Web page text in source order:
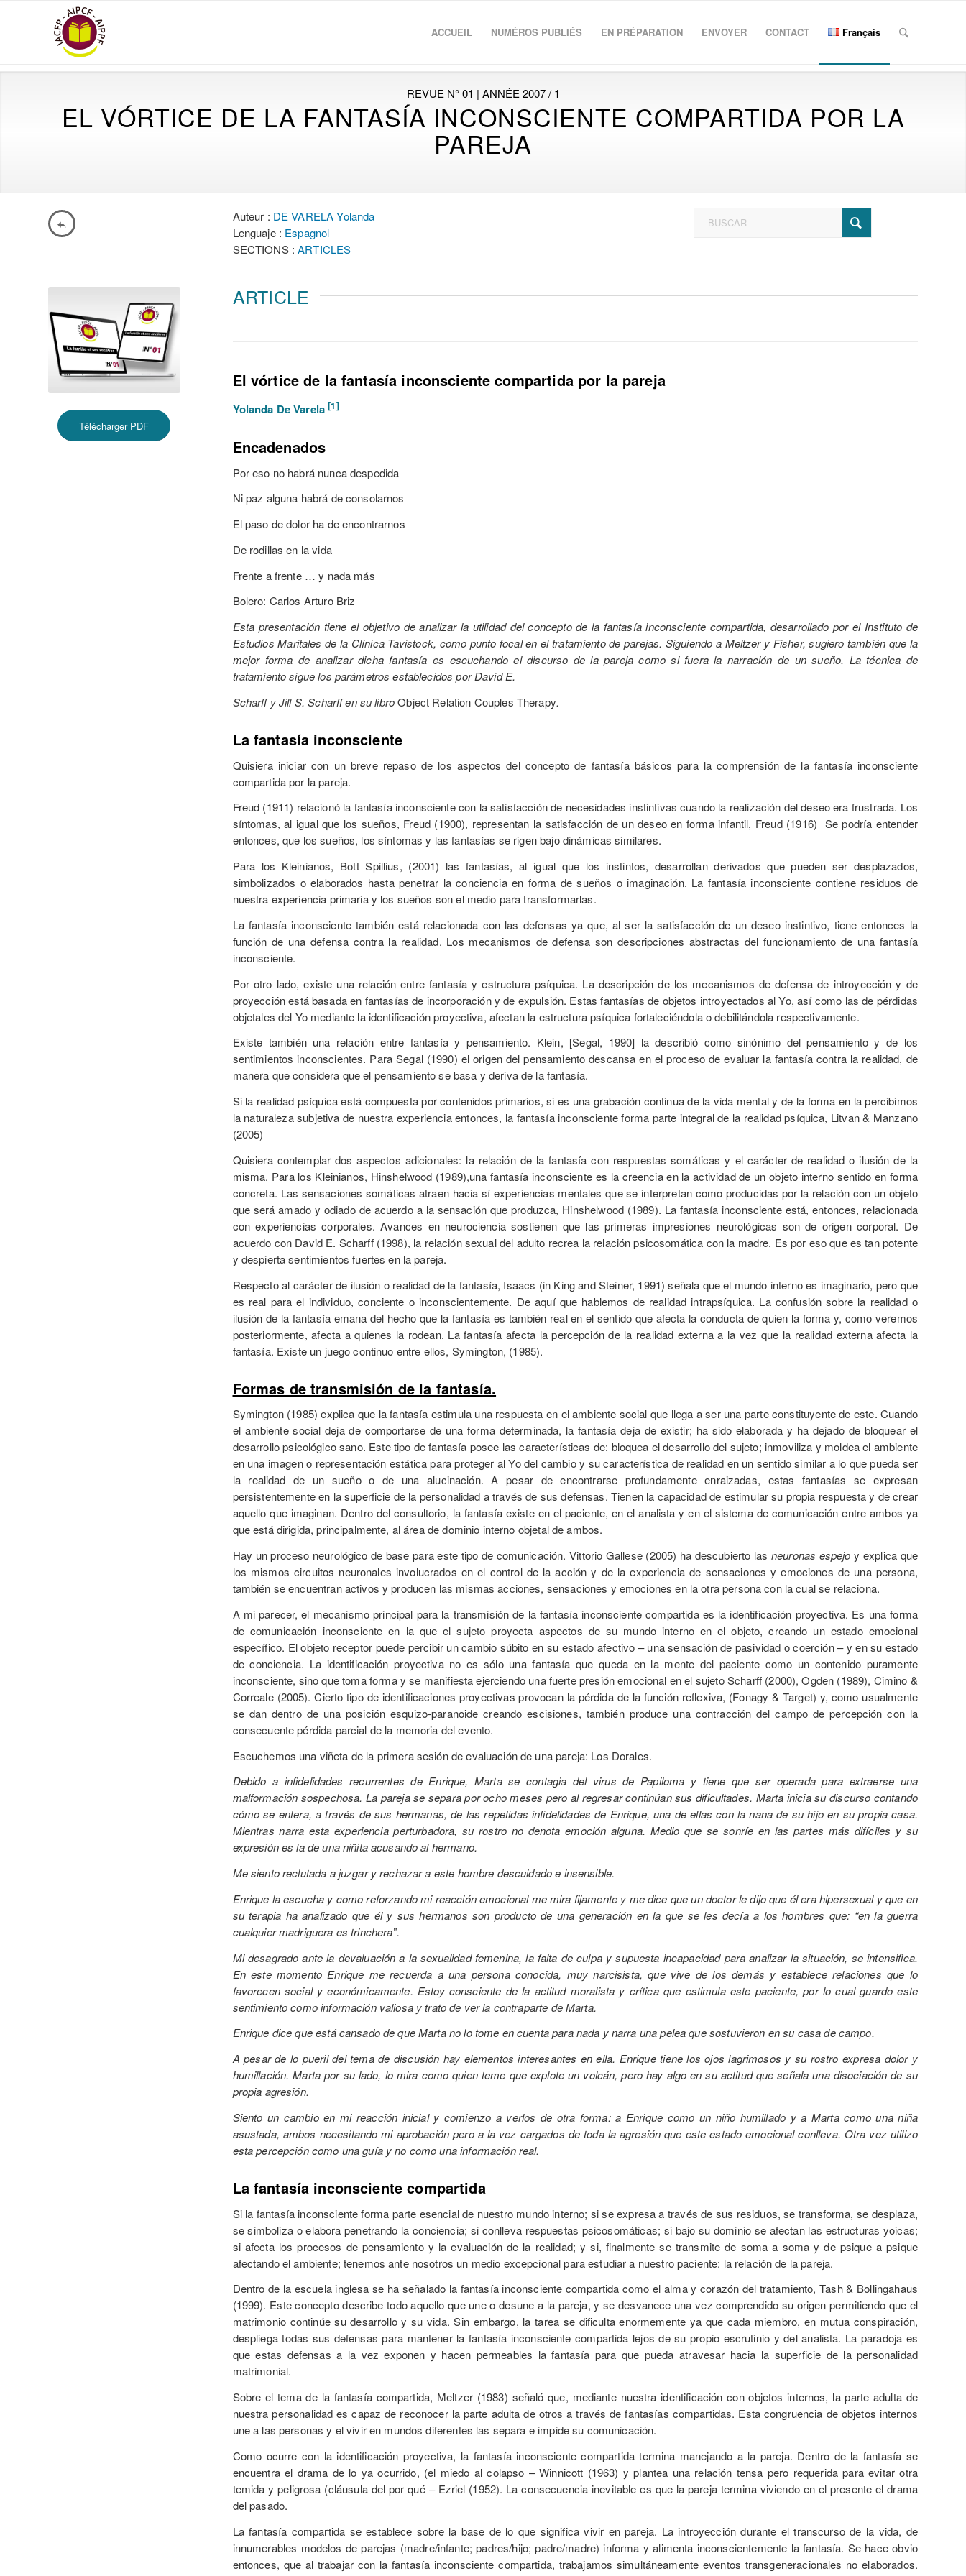
ACCUEIL NUMÉROS PUBLIÉS EN PRÉPARATION ENVOYER CONTACT Français
REVUE N° 01 | ANNÉE 2007 / 1
EL VÓRTICE DE LA FANTASÍA INCONSCIENTE COMPARTIDA POR LA
PAREJA
Auteur : DE VARELA Yolanda
Lenguaje : Espagnol
SECTIONS :ARTICLES
Télécharger PDF
ARTICLE
El vórtice de la fantasía inconsciente compartida por la pareja
Yolanda De Varela[1]
Encadenados
Por eso no habrá nunca despedida
Ni paz alguna habrá de consolarnos
El paso de dolor ha de encontrarnos
De rodillas en la vida
Frente a frente … y nada más
Bolero: Carlos Arturo Briz
Esta presentación tiene el objetivo de analizar la utilidad del concepto de la fantasía inconsciente compartida, desarrollado por el Instituto de
Estudios Maritales de la Clínica Tavistock, como punto focal en el tratamiento de parejas. Siguiendo a Meltzer y Fisher, sugiero también que la
mejor forma de analizar dicha fantasía es escuchando el discurso de la pareja como si fuera la narración de un sueño. La técnica de
tratamiento sigue los parámetros establecidos por David E.
Scharff y Jill S. Scharff en su libroObject Relation Couples Therapy.
La fantasía inconsciente
Quisiera iniciar con un breve repaso de los aspectos del concepto de fantasía básicos para la comprensión de la fantasía inconsciente
compartida por la pareja.
Freud (1911) relacionó la fantasía inconsciente con la satisfacción de necesidades instintivas cuando la realización del deseo era frustrada. Los
síntomas, al igual que los sueños, Freud (1900), representan la satisfacción de un deseo en forma infantil, Freud (1916) Se podría entender
entonces, que los sueños, los síntomas y las fantasías se rigen bajo dinámicas similares.
Para los Kleinianos, Bott Spillius, (2001) las fantasías, al igual que los instintos, desarrollan derivados que pueden ser desplazados,
simbolizados o elaborados hasta penetrar la conciencia en forma de sueños o imaginación. La fantasía inconsciente contiene residuos de
nuestra experiencia primaria y los sueños son el medio para transformarlas.
La fantasía inconsciente también está relacionada con las defensas ya que, al ser la satisfacción de un deseo instintivo, tiene entonces la
función de una defensa contra la realidad. Los mecanismos de defensa son descripciones abstractas del funcionamiento de una fantasía
inconsciente.
Por otro lado, existe una relación entre fantasía y estructura psíquica. La descripción de los mecanismos de defensa de introyección y de
proyección está basada en fantasías de incorporación y de expulsión. Estas fantasías de objetos introyectados al Yo, así como las de pérdidas
objetales del Yo mediante la identificación proyectiva, afectan la estructura psíquica fortaleciéndola o debilitándola respectivamente.
Existe también una relación entre fantasía y pensamiento. Klein, [Segal, 1990] la describió como sinónimo del pensamiento y de los
sentimientos inconscientes. Para Segal (1990) el origen del pensamiento descansa en el proceso de evaluar la fantasía contra la realidad, de
manera que considera que el pensamiento se basa y deriva de la fantasía.
Si la realidad psíquica está compuesta por contenidos primarios, si es una grabación continua de la vida mental y de la forma en la percibimos
la naturaleza subjetiva de nuestra experiencia entonces, la fantasía inconsciente forma parte integral de la realidad psíquica, Litvan & Manzano
(2005)
Quisiera contemplar dos aspectos adicionales: la relación de la fantasía con respuestas somáticas y el carácter de realidad o ilusión de la
misma. Para los Kleinianos, Hinshelwood (1989),una fantasía inconsciente es la creencia en la actividad de un objeto interno sentido en forma
concreta. Las sensaciones somáticas atraen hacia sí experiencias mentales que se interpretan como producidas por la relación con un objeto
que será amado y odiado de acuerdo a la sensación que produzca, Hinshelwood (1989). La fantasía inconsciente está, entonces, relacionada
con experiencias corporales. Avances en neurociencia sostienen que las primeras impresiones neurológicas son de origen corporal. De
acuerdo con David E. Scharff (1998), la relación sexual del adulto recrea la relación psicosomática con la madre. Es por eso que es tan potente
y despierta sentimientos fuertes en la pareja.
Respecto al carácter de ilusión o realidad de la fantasía, Isaacs (in King and Steiner, 1991) señala que el mundo interno es imaginario, pero que
es real para el individuo, conciente o inconscientemente. De aquí que hablemos de realidad intrapsíquica. La confusión sobre la realidad o
ilusión de la fantasía emana del hecho que la fantasía es también real en el sentido que afecta la conducta de quien la forma y, como veremos
posteriormente, afecta a quienes la rodean. La fantasía afecta la percepción de la realidad externa a la vez que la realidad externa afecta la
fantasía. Existe un juego continuo entre ellos, Symington, (1985).
Formas de transmisión de la fantasía.
Symington (1985) explica que la fantasía estimula una respuesta en el ambiente social que llega a ser una parte constituyente de este. Cuando
el ambiente social deja de comportarse de una forma determinada, la fantasía deja de existir; ha sido elaborada y ha dejado de bloquear el
desarrollo psicológico sano. Este tipo de fantasía posee las características de: bloquea el desarrollo del sujeto; inmoviliza y moldea el ambiente
en una imagen o representación estática para proteger al Yo del cambio y su característica de realidad en un sentido similar a lo que pueda ser
la realidad de un sueño o de una alucinación. A pesar de encontrarse profundamente enraizadas, estas fantasías se expresan
persistentemente en la superficie de la personalidad a través de sus defensas. Tienen la capacidad de estimular su propia respuesta y de crear
aquello que imaginan. Dentro del consultorio, la fantasía existe en el paciente, en el analista y en el sistema de comunicación entre ambos ya
que está dirigida, principalmente, al área de dominio interno objetal de ambos.
Hay un proceso neurológico de base para este tipo de comunicación. Vittorio Gallese (2005) ha descubierto las neuronas espejo y explica que
los mismos circuitos neuronales involucrados en el control de la acción y de la experiencia de sensaciones y emociones de una persona,
también se encuentran activos y producen las mismas acciones, sensaciones y emociones en la otra persona con la cual se relaciona.
A mi parecer, el mecanismo principal para la transmisión de la fantasía inconsciente compartida es la identificación proyectiva. Es una forma
de comunicación inconsciente en la que el sujeto proyecta aspectos de su mundo interno en el objeto, creando un estado emocional
específico. El objeto receptor puede percibir un cambio súbito en su estado afectivo – una sensación de pasividad o coerción – y en su estado
de conciencia. La identificación proyectiva no es sólo una fantasía que queda en la mente del paciente como un contenido puramente
inconsciente, sino que toma forma y se manifiesta ejerciendo una fuerte presión emocional en el sujeto Scharff (2000), Ogden (1989), Cimino &
Correale (2005). Cierto tipo de identificaciones proyectivas provocan la pérdida de la función reflexiva, (Fonagy & Target) y, como usualmente
se dan dentro de una posición esquizo-paranoide creando escisiones, también produce una contracción del campo de percepción con la
consecuente pérdida parcial de la memoria del evento.
Escuchemos una viñeta de la primera sesión de evaluación de una pareja: Los Dorales.
Debido a infidelidades recurrentes de Enrique, Marta se contagia del virus de Papiloma y tiene que ser operada para extraerse una
malformación sospechosa. La pareja se separa por ocho meses pero al regresar continúan sus dificultades. Marta inicia su discurso contando
cómo se entera, a través de sus hermanas, de las repetidas infidelidades de Enrique, una de ellas con la nana de su hijo en su propia casa.
Mientras narra esta experiencia perturbadora, su rostro no denota emoción alguna. Medio que se sonríe en las partes más difíciles y su
expresión es la de una niñita acusando al hermano.
Me siento reclutada a juzgar y rechazar a este hombre descuidado e insensible.
Enrique la escucha y como reforzando mi reacción emocional me mira fijamente y me dice que un doctor le dijo que él era hipersexual y que en
su terapia ha analizado que él y sus hermanos son producto de una generación en la que se les decía a los hombres que: “en la guerra
cualquier madriguera es trinchera”.
Mi desagrado ante la devaluación a la sexualidad femenina, la falta de culpa y supuesta incapacidad para analizar la situación, se intensifica.
En este momento Enrique me recuerda a una persona conocida, muy narcisista, que vive de los demás y establece relaciones que lo
favorecen social y económicamente. Estoy consciente de la actitud moralista y crítica que estimula este paciente, por lo cual guardo este
sentimiento como información valiosa y trato de ver la contraparte de Marta.
Enrique dice que está cansado de que Marta no lo tome en cuenta para nada y narra una pelea que sostuvieron en su casa de campo.
A pesar de lo pueril del tema de discusión hay elementos interesantes en ella. Enrique tiene los ojos lagrimosos y su rostro expresa dolor y
humillación. Marta por su lado, lo mira como quien teme que explote un volcán, pero hay algo en su actitud que señala una disociación de su
propia agresión.
Siento un cambio en mi reacción inicial y comienzo a verlos de otra forma: a Enrique como un niño humillado y a Marta como una niña
asustada, ambos necesitando mi aprobación pero a la vez cargados de toda la agresión que este estado emocional conlleva. Otra vez utilizo
esta percepción como una guía y no como una información real.
La fantasía inconsciente compartida
Si la fantasía inconsciente forma parte esencial de nuestro mundo interno; si se expresa a través de sus residuos, se transforma, se desplaza,
se simboliza o elabora penetrando la conciencia; si conlleva respuestas psicosomáticas; si bajo su dominio se afectan las estructuras yoicas;
si afecta los procesos de pensamiento y la evaluación de la realidad; y si, finalmente se transmite de soma a soma y de psique a psique
afectando el ambiente; tenemos ante nosotros un medio excepcional para estudiar a nuestro paciente: la relación de la pareja.
Dentro de la escuela inglesa se ha señalado la fantasía inconsciente compartida como el alma y corazón del tratamiento, Tash & Bollingahaus
(1999). Este concepto describe todo aquello que une o desune a la pareja, y se desvanece una vez comprendido su origen permitiendo que el
matrimonio continúe su desarrollo y su vida. Sin embargo, la tarea se dificulta enormemente ya que cada miembro, en mutua conspiración,
despliega todas sus defensas para mantener la fantasía inconsciente compartida lejos de su propio escrutinio y del analista. La paradoja es
que estas defensas a la vez exponen y hacen permeables la fantasía para que pueda atravesar hacia la superficie de la personalidad
matrimonial.
Sobre el tema de la fantasía compartida, Meltzer (1983) señaló que, mediante nuestra identificación con objetos internos, la parte adulta de
nuestra personalidad es capaz de reconocer la parte adulta de otros a través de fantasías compartidas. Esta congruencia de objetos internos
une a las personas y el vivir en mundos diferentes las separa e impide su comunicación.
Como ocurre con la identificación proyectiva, la fantasía inconsciente compartida termina manejando a la pareja. Dentro de la fantasía se
encuentra el drama de lo ya ocurrido, (el miedo al colapso – Winnicott (1963) y plantea una relación tensa pero requerida para evitar otra
temida y peligrosa (cláusula del por qué – Ezriel (1952). La consecuencia inevitable es que la pareja termina viviendo en el presente el drama
del pasado.
La fantasía compartida se establece sobre la base de lo que significa vivir en pareja. La introyección durante el transcurso de la vida, de
innumerables modelos de parejas (madre/infante; padres/hijo; padre/madre) informa y alimenta inconscientemente la fantasía. Se hace obvio
entonces, que al trabajar con la fantasía inconsciente compartida, trabajamos simultáneamente eventos transgeneracionales no elaborados.